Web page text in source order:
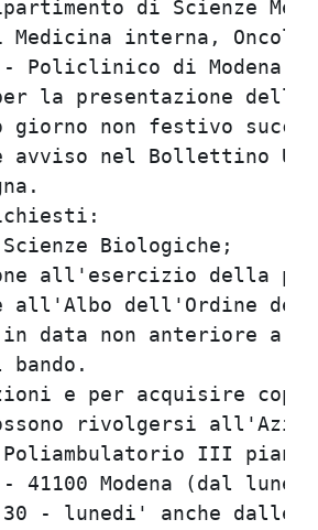
di
Medicina interna,
-
la presentazione
giorno non festivo
avviso nel
in
all'Albo
in data non
e per
rivolgersi
- Poliambulatorio
- 41100 Modena
- lunedi'